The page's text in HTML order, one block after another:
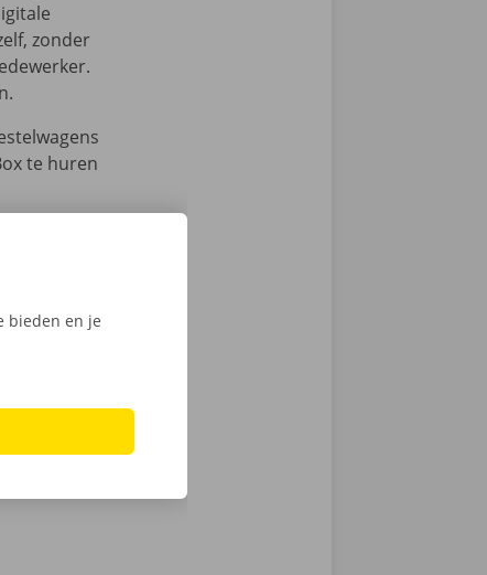
zonder
te huren
met
is in je
bieden en je